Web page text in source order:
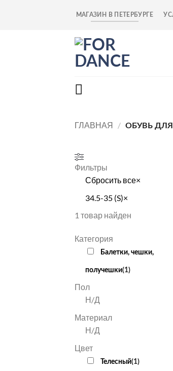
МАГАЗИН В ПЕТЕРБУРГЕ
ГЛАВНАЯ / ОБУВЬ
Фильтры
Сбросить все×
34.5-35 (S)×
1 товар найден
Категория
Балетки, чешки,
получешки(1)
Пол
Н/Д
Материал
Н/Д
Цвет
Телесный(1)